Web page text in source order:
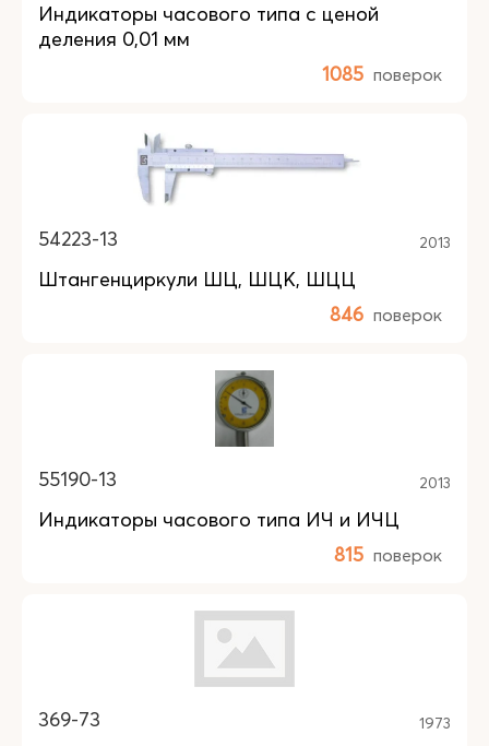
Индикаторы часового типа с ценой
деления 0,01 мм
1085 поверок
54223-13 2013
Штангенциркули ШЦ, ШЦК, ШЦЦ
846 поверок
55190-13 2013
Индикаторы часового типа ИЧ и ИЧЦ
815 поверок
369-73 1973